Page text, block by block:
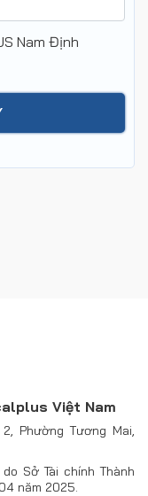
Nam Định
Việt Nam
Phường Tương Mai,
Sở Tài chính Thành
năm 2025.